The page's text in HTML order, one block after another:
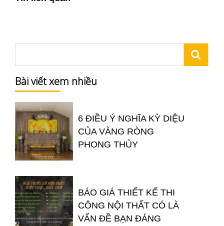
Bài viết xem nhiều
6 ĐIỀU Ý NGHĨA KỲ DIỆU
CỦA VÀNG RÒNG
PHONG THỦY
BÁO GIÁ THIẾT KẾ THI
CÔNG NỘI THẤT CÓ LÀ
VẤN ĐỀ BẠN ĐÁNG